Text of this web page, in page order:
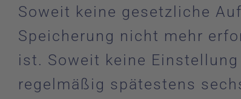
Soweit keine gesetzliche
Speicherung nicht mehr
ist. Soweit keine
regelmäßig spätestens